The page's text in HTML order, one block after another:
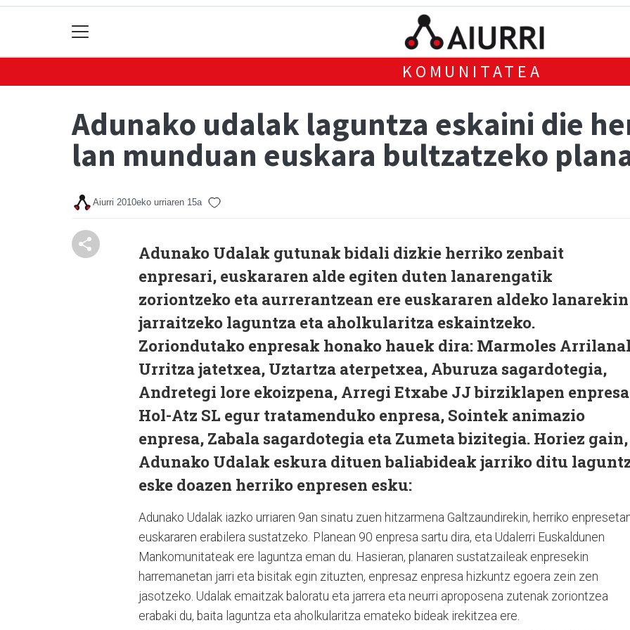
KOMUNITATEA
Adunako udalak laguntza eskaini die
lan munduan euskara bultzatzeko
Aiurri 2010eko urriaren 15a
Adunako Udalak gutunak bidali dizkie herriko zenbait
enpresari, euskararen alde egiten duten lanarengatik
zoriontzeko eta aurrerantzean ere euskararen aldeko lanarekin
jarraitzeko laguntza eta aholkularitza eskaintzeko.
Zoriondutako enpresak honako hauek dira: Marmoles
Urritza jatetxea, Uztartza aterpetxea, Aburuza sagardotegia,
Andretegi lore ekoizpena, Arregi Etxabe JJ birziklapen
Hol-Atz SL egur tratamenduko enpresa, Sointek animazio
enpresa, Zabala sagardotegia eta Zumeta bizitegia. Horiez gain,
Adunako Udalak eskura dituen baliabideak jarriko ditu
eske doazen herriko enpresen esku:
Adunako Udalak iazko urriaren 9an sinatu zuen hitzarmena Galtzaundirekin, herriko
euskararen erabilera sustatzeko. Planean 90 enpresa sartu dira, eta Udalerri Euskaldunen
Mankomunitateak ere laguntza eman du. Hasieran, planaren sustatzaileak enpresekin
harremanetan jarri eta bisitak egin zituzten, enpresaz enpresa hizkuntz egoera zein zen
jasotzeko. Udalak emaitzak baloratu eta jarrera eta neurri aproposena zutenak zoriontzea
erabaki du, baita laguntza eta aholkularitza emateko bideak irekitzea ere.